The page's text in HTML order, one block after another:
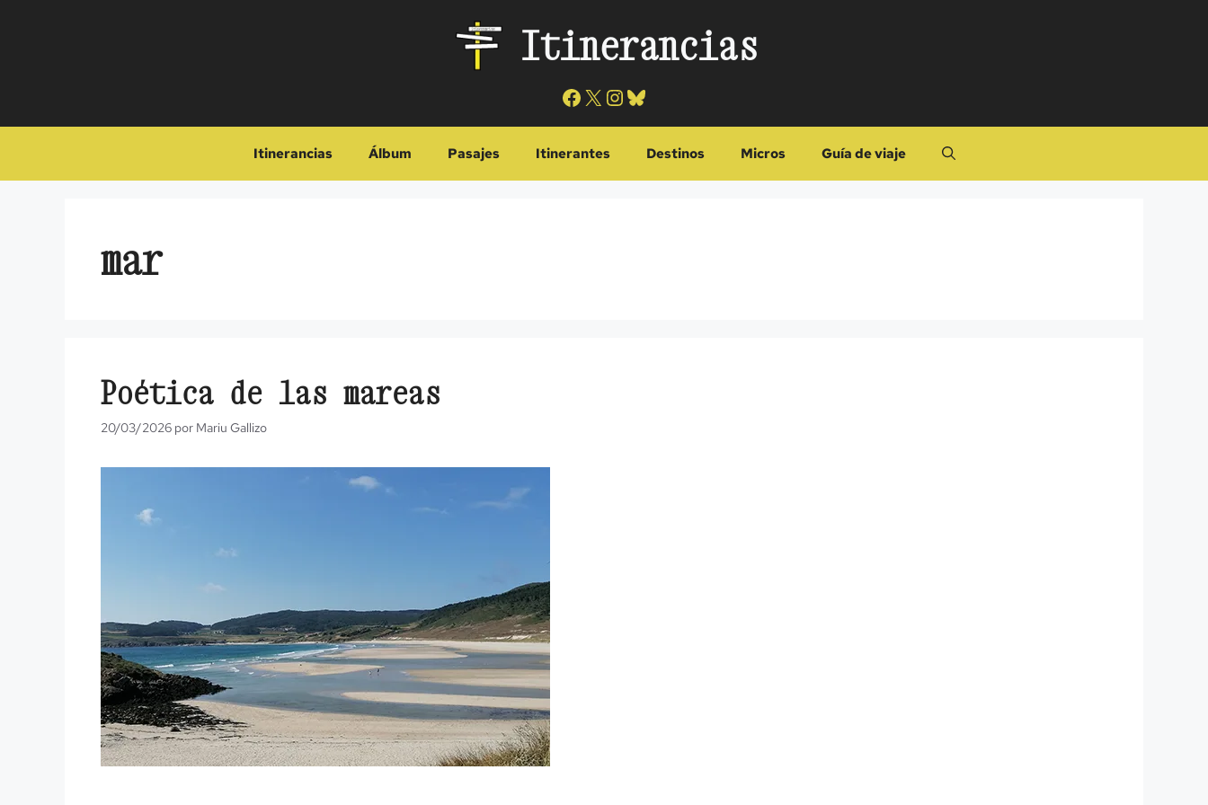
Itinerancias
Facebook
X Instagram
Bluesky
Itinerancias Álbum Pasajes Itinerantes Destinos Micros Guía de viaje
mar
Poética de las mareas
20/03/2026 por Mariu Gallizo